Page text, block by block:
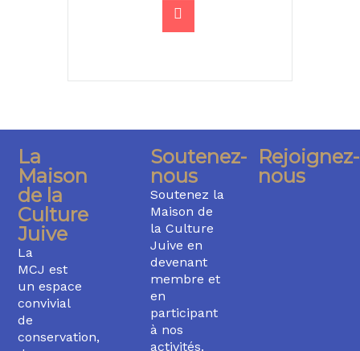
La
Maison
de la
Culture
Juive
La
MCJ est
un espace
convivial
de
conservation,
Soutenez-
nous
Soutenez la
Maison de
la Culture
Juive en
devenant
membre et
en
participant
à nos
activités.
Rejoignez-
nous